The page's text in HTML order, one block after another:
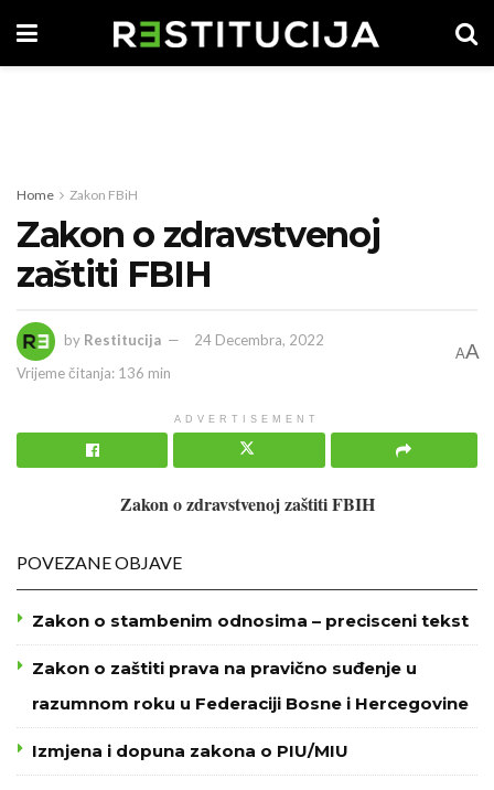
Home Zakon FBiH
Zakon o zdravstvenoj
zaštiti FBIH
by Restitucija
24 Decembra, 2022
Vrijeme čitanja: 136 min
AA
ADVERTISEMENT
Zakon o zdravstvenoj zaštiti FBIH
POVEZANE OBJAVE
Zakon o stambenim odnosima – precisceni tekst
Zakon o zaštiti prava na pravično suđenje u
razumnom roku u Federaciji Bosne i Hercegovine
Izmjena i dopuna zakona o PIU/MIU